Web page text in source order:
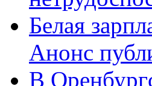
Белая
Анонс
В